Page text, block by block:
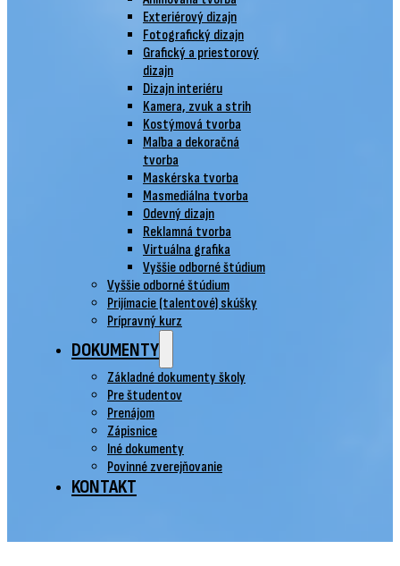
Exteriérový dizajn
Fotografický dizajn
Grafický a priestorový
dizajn
Dizajn interiéru
Kamera, zvuk a strih
Kostýmová tvorba
Maľba a dekoračná
tvorba
Maskérska tvorba
Masmediálna tvorba
Odevný dizajn
Reklamná tvorba
Virtuálna grafika
Vyššie odborné štúdium
Vyššie odborné štúdium
Prijímacie (talentové) skúšky
Prípravný kurz
DOKUMENTY
Základné dokumenty školy
Pre študentov
Prenájom
Zápisnice
Iné dokumenty
Povinné zverejňovanie
KONTAKT